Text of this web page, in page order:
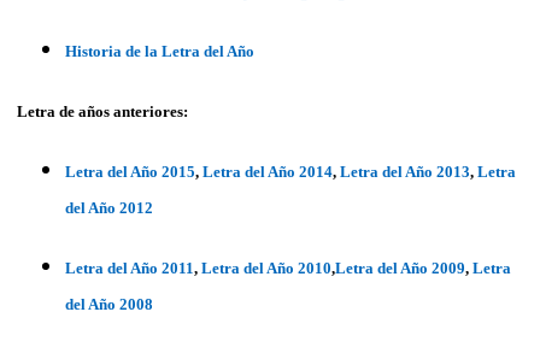
Historia de la Letra del Año
Letra de años anteriores:
Letra del Año 2015, Letra del Año 2014, Letra del Año 2013, Letra
del Año 2012
Letra del Año 2011, Letra del Año 2010,Letra del Año 2009, Letra
del Año 2008